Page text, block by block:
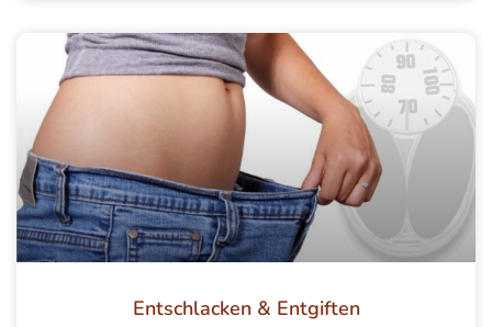
Entschlacken & Entgiften